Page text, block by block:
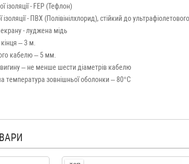
ізоляції - FEP (Тефлон)
ізоляції - ПВХ (Полівінілхлорид), стійкий до
- луджена мідь
– 3 м.
кабелю – 5 мм.
вигину – не менше шести діаметрів кабелю
температура зовнішньої оболонки – 80°C